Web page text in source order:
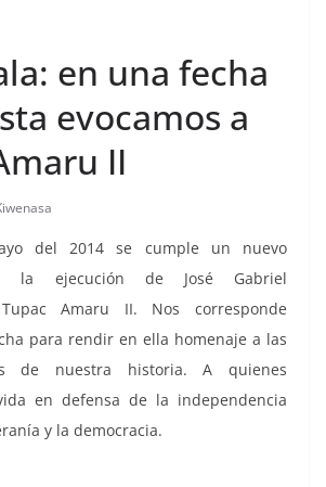
en una fecha
evocamos a
II
del 2014 se cumple un nuevo
la ejecución de José Gabriel
Tupac Amaru II. Nos corresponde
para rendir en ella homenaje a las
de nuestra historia. A quienes
en defensa de la independencia
y la democracia.